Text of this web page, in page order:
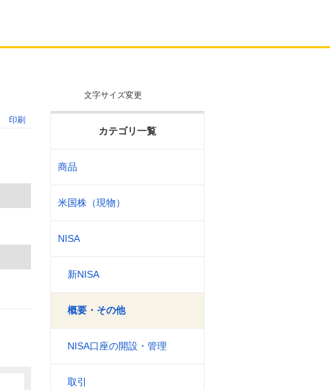
文字サイズ変更
カテゴリ一覧
商品
米国株（現物）
NISA
新NISA
概要・その他
NISA口座の開設・管理
取引
印刷